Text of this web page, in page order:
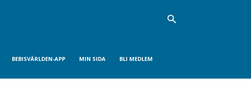
BEBISVÄRLDEN-APP MIN SIDA BLI MEDLEM